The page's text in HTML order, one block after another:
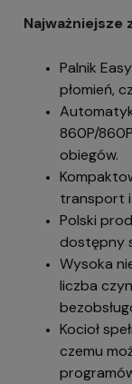
Najważniejsze
Palnik
płomień,
860P/
obiegów.
transport i
Polski
dostępny
Wysoka
liczba
Kocioł
czemu